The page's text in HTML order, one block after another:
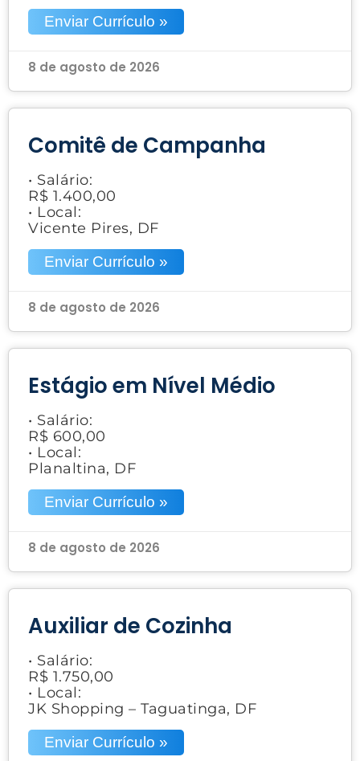
Enviar Currículo »
8 de agosto de 2026
Comitê de Campanha
• Salário:
R$ 1.400,00
• Local:
Vicente Pires, DF
Enviar Currículo »
8 de agosto de 2026
Estágio em Nível Médio
• Salário:
R$ 600,00
• Local:
Planaltina, DF
Enviar Currículo »
8 de agosto de 2026
Auxiliar de Cozinha
• Salário:
R$ 1.750,00
• Local:
JK Shopping – Taguatinga, DF
Enviar Currículo »